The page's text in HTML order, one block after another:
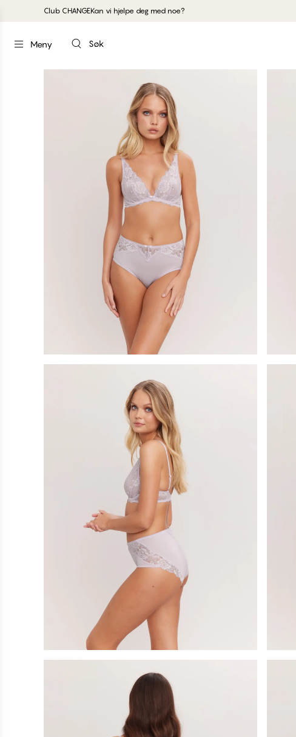
Club CHANGEKan vi hjelpe deg med noe?
Meny Søk